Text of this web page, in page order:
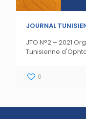
JOURNAL
JTO N°2 – 2021
Tunisienne
0
Facebook